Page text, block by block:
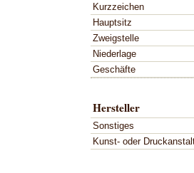
Kurzzeichen
Hauptsitz
Zweigstelle
Niederlage
Geschäfte
Hersteller
Sonstiges
Kunst- oder